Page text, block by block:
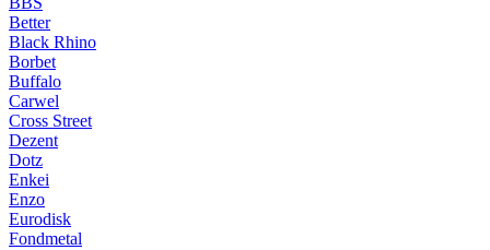
Better
Black Rhino
Borbet
Buffalo
Carwel
Cross Street
Dezent
Dotz
Enkei
Enzo
Eurodisk
Fondmetal